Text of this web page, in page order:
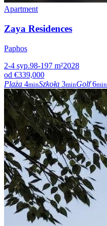
Apartment
Zaya Residences
Paphos
2-4 syp.98-197 m²2028
od €339,000
Plaża 4minSzkoła 3minGolf 6min